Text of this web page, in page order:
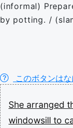
(informal)
by potting. /
このボタンはな
She arranged
windowsill to